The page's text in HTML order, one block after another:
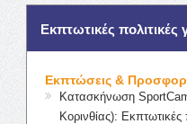
Εκπτωτικές
Εκπτώσεις &
Κατασκήνωση
Κορινθίας):